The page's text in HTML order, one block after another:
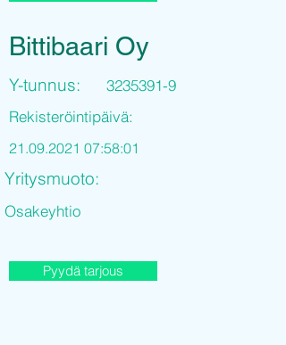
Bittibaari Oy
Y-tunnus:
3235391-9
Rekisteröintipäivä:
21.09.2021 07:58:01
Yritysmuoto:
Osakeyhtio
Pyydä tarjous